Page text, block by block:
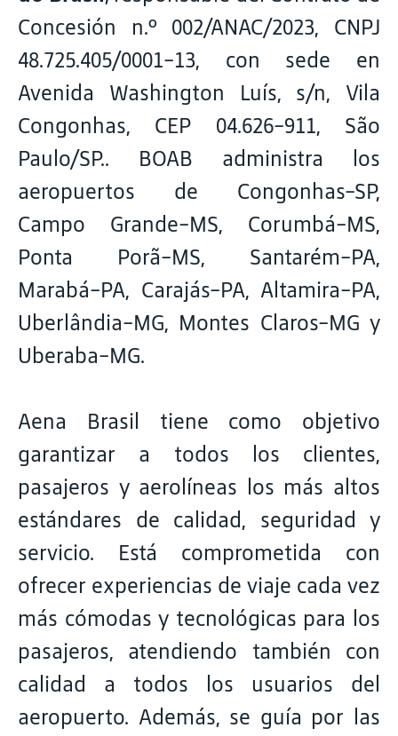
Concesión n.º 002/ANAC/2023, CNPJ
48.725.405/0001-13, con sede en
Avenida Washington Luís, s/n, Vila
Congonhas, CEP 04.626-911, São
Paulo/SP.. BOAB administra los
aeropuertos de Congonhas-SP,
Campo Grande-MS, Corumbá-MS,
Ponta Porã-MS, Santarém-PA,
Marabá-PA, Carajás-PA, Altamira-PA,
Uberlândia-MG, Montes Claros-MG y
Uberaba-MG.
Aena Brasil tiene como objetivo
garantizar a todos los clientes,
pasajeros y aerolíneas los más altos
estándares de calidad, seguridad y
servicio. Está comprometida con
ofrecer experiencias de viaje cada vez
más cómodas y tecnológicas para los
pasajeros, atendiendo también con
calidad a todos los usuarios del
aeropuerto. Además, se guía por las